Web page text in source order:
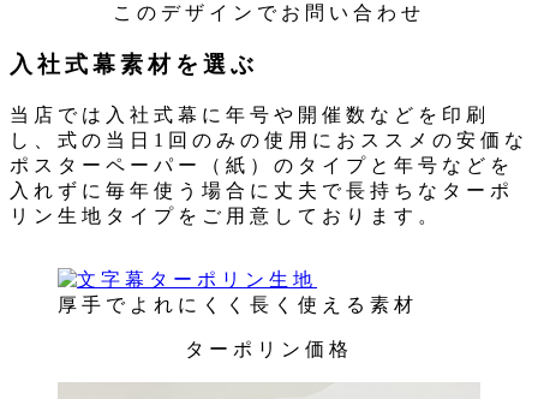
このデザインでお問い合わせ
入社式幕素材を選ぶ
当店では入社式幕に年号や開催数などを印刷
し、式の当日1回のみの使用におススメの安価な
ポスターペーパー（紙）のタイプと年号などを
入れずに毎年使う場合に丈夫で長持ちなターポ
リン生地タイプをご用意しております。
厚手でよれにくく長く使える素材
ターポリン価格